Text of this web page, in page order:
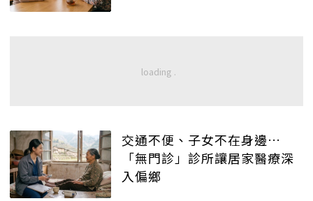
交通不便、子女不在身邊…
「無門診」診所讓居家醫療深
入偏鄉